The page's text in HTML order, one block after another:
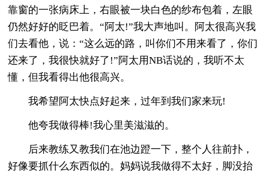
靠窗的一张病床上，右眼被一块白色的纱布包着，左眼
仍然好好的眨巴着。“阿太!”我大声地叫。阿太很高兴我
们去看他，说：“这么远的路，叫你们不用来看了，你们
还来了，我很快就好了!”阿太用NB话说的，我听不太
懂，但我看得出他很高兴。
我希望阿太快点好起来，过年到我们家来玩!
他夸我做得棒!我心里美滋滋的。
后来教练又教我们在池边蹬一下，整个人往前扑，
好像要抓什么东西似的。妈妈说我做得不太好，脚没抬